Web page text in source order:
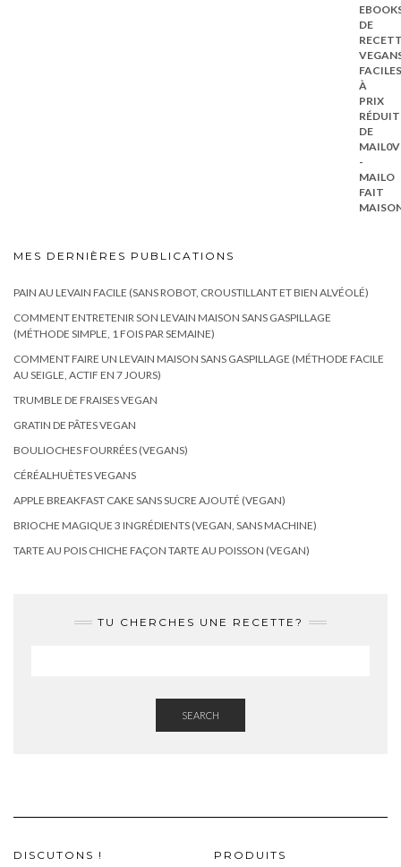
MES DERNIÈRES PUBLICATIONS
PAIN AU LEVAIN FACILE (SANS ROBOT, CROUSTILLANT ET BIEN ALVÉOLÉ)
COMMENT ENTRETENIR SON LEVAIN MAISON SANS GASPILLAGE
(MÉTHODE SIMPLE, 1 FOIS PAR SEMAINE)
COMMENT FAIRE UN LEVAIN MAISON SANS GASPILLAGE (MÉTHODE FACILE
AU SEIGLE, ACTIF EN 7 JOURS)
TRUMBLE DE FRAISES VEGAN
GRATIN DE PÂTES VEGAN
BOULIOCHES FOURRÉES (VEGANS)
CÉRÉALHUÈTES VEGANS
APPLE BREAKFAST CAKE SANS SUCRE AJOUTÉ (VEGAN)
BRIOCHE MAGIQUE 3 INGRÉDIENTS (VEGAN, SANS MACHINE)
TARTE AU POIS CHICHE FAÇON TARTE AU POISSON (VEGAN)
TU CHERCHES UNE RECETTE?
SEARCH
DISCUTONS ! PRODUITS